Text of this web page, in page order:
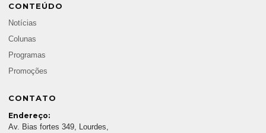
CONTEÚDO
Notícias
Colunas
Programas
Promoções
CONTATO
Endereço:
Av. Bias fortes 349, Lourdes,